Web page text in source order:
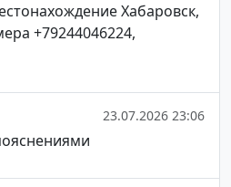
Хабаровск,
+79244046224,
23.07.2026 23:06